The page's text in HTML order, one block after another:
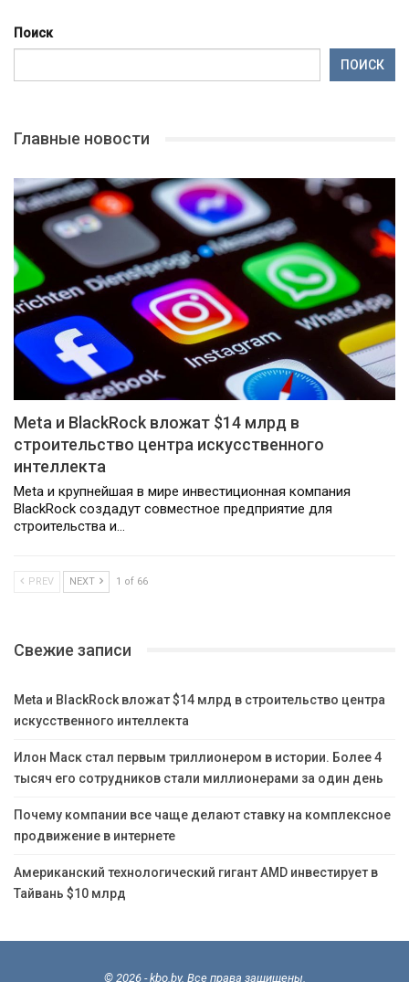
Поиск
ПОИСК
Главные новости
Meta и BlackRock вложат $14 млрд в
строительство центра искусственного
интеллекта
Meta и крупнейшая в мире инвестиционная компания
BlackRock создадут совместное предприятие для
строительства и…
PREV NEXT 1 of 66
Свежие записи
Meta и BlackRock вложат $14 млрд в строительство центра
искусственного интеллекта
Илон Маск стал первым триллионером в истории. Более 4
тысяч его сотрудников стали миллионерами за один день
Почему компании все чаще делают ставку на комплексное
продвижение в интернете
Американский технологический гигант AMD инвестирует в
Тайвань $10 млрд
© 2026 - kbo.by. Все права защищены.